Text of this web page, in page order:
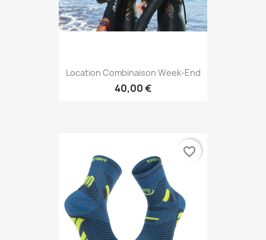
Location Combinaison Week-End
40,00 €
favorite_border